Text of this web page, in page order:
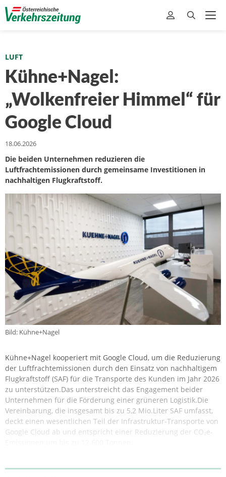
LUFT
Kühne+Nagel:
„Wolkenfreier Himmel“ für
Google Cloud
18.06.2026
Die beiden Unternehmen reduzieren die
Luftfrachtemissionen durch gemeinsame Investitionen in
nachhaltigen Flugkraftstoff.
Bild: Kühne+Nagel
Kühne+Nagel kooperiert mit Google Cloud, um die Reduzierung
der Luftfrachtemissionen durch den Einsatz von nachhaltigem
Flugkraftstoff (SAF) für die Transporte des Kunden im Jahr 2026
zu unterstützen.Das unterstreicht das Engagement beider
Unternehmen für die Förderung einer grüneren Logistik.Die
Vereinbarung, die insgesamt bis zu 5,2 Mio.Liter SAF umfasst,
deckt einen wesentlichen Teil der Infrastruktur-Transporte von
Google Cloud ab und entspricht einer Reduzierung der CO₂e-